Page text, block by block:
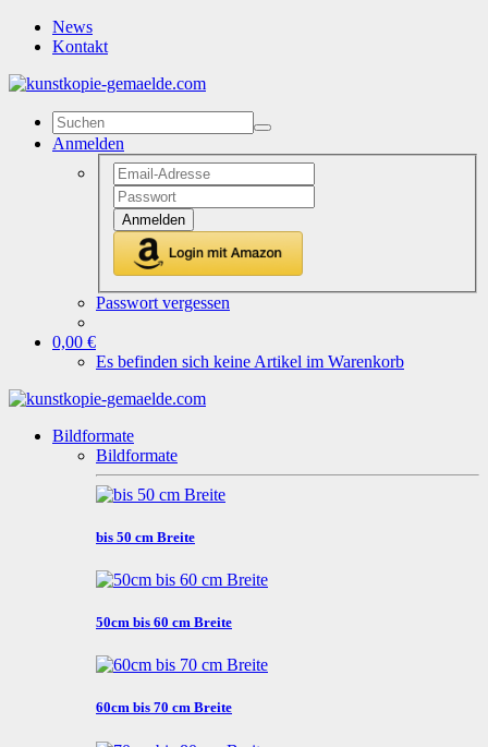
News
Kontakt
Anmelden
Anmelden
Passwort vergessen
0,00 €
Es befinden sich keine Artikel im Warenkorb
Bildformate
Bildformate
bis 50 cm Breite
50cm bis 60 cm Breite
60cm bis 70 cm Breite